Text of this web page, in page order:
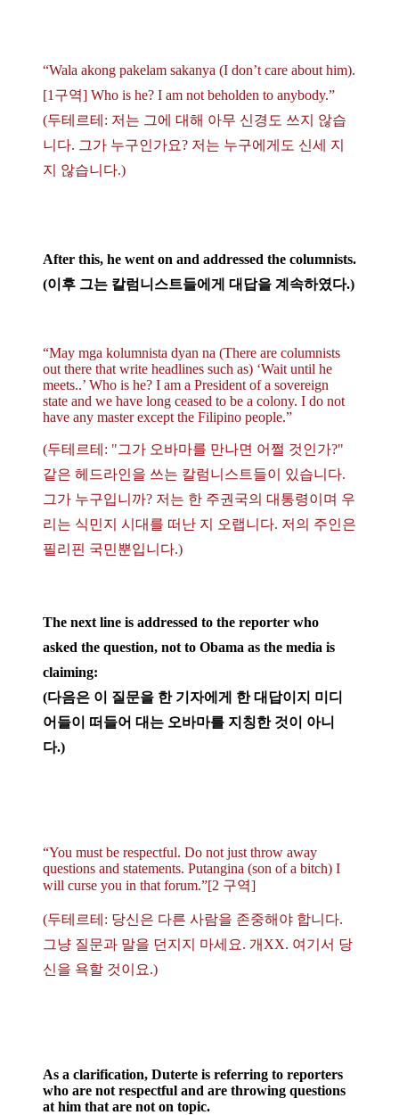
“Wala akong pakelam sakanya (I don’t care about him).
[1구역] Who is he? I am not beholden to anybody.”
(두테르테: 저는 그에 대해 아무 신경도 쓰지 않습
니다. 그가 누구인가요? 저는 누구에게도 신세 지
지 않습니다.)
After this, he went on and addressed the columnists.
(이후 그는 칼럼니스트들에게 대답을 계속하였다.)
“May mga kolumnista dyan na (There are columnists
out there that write headlines such as) ‘Wait until he
meets..’ Who is he? I am a President of a sovereign
state and we have long ceased to be a colony. I do not
have any master except the Filipino people.”
(두테르테: "그가 오바마를 만나면 어쩔 것인가?"
같은 헤드라인을 쓰는 칼럼니스트들이 있습니다.
그가 누구입니까? 저는 한 주권국의 대통령이며 우
리는 식민지 시대를 떠난 지 오랩니다. 저의 주인은
필리핀 국민뿐입니다.)
The next line is addressed to the reporter who
asked the question, not to Obama as the media is
claiming:
(다음은 이 질문을 한 기자에게 한 대답이지 미디
어들이 떠들어 대는 오바마를 지칭한 것이 아니
다.)
“You must be respectful. Do not just throw away
questions and statements. Putangina (son of a bitch) I
will curse you in that forum.”[2 구역]
(두테르테: 당신은 다른 사람을 존중해야 합니다.
그냥 질문과 말을 던지지 마세요. 개XX. 여기서 당
신을 욕할 것이요.)
As a clarification, Duterte is referring to reporters
who are not respectful and are throwing questions
at him that are not on topic.